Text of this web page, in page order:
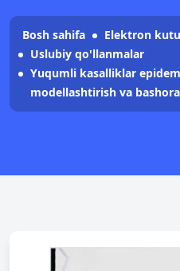
Bosh sahifa
Elektron
Uslubiy qo'llanmalar
Yuqumli kasalliklar
modellashtirish va